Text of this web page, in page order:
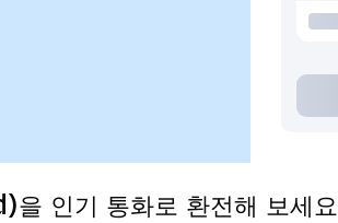
인기 통화로 환전해 보세요